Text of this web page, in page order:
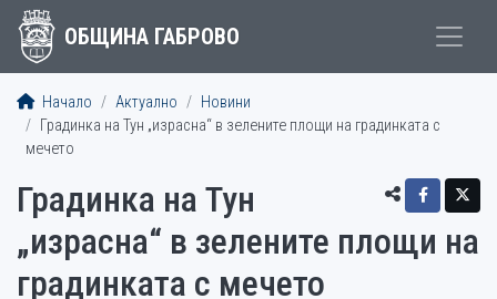
ОБЩИНА ГАБРОВО
Начало Актуално
Новини
Градинка на Тун „израсна“ в зелените площи на градинката с
мечето
Градинка на Тун
„израсна“ в зелените площи на
градинката с мечето